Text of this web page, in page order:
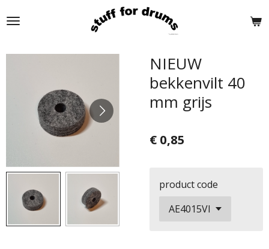
direct
de
NIEUW
bekkenvilt 40
mm grijs
€ 0,85
product code